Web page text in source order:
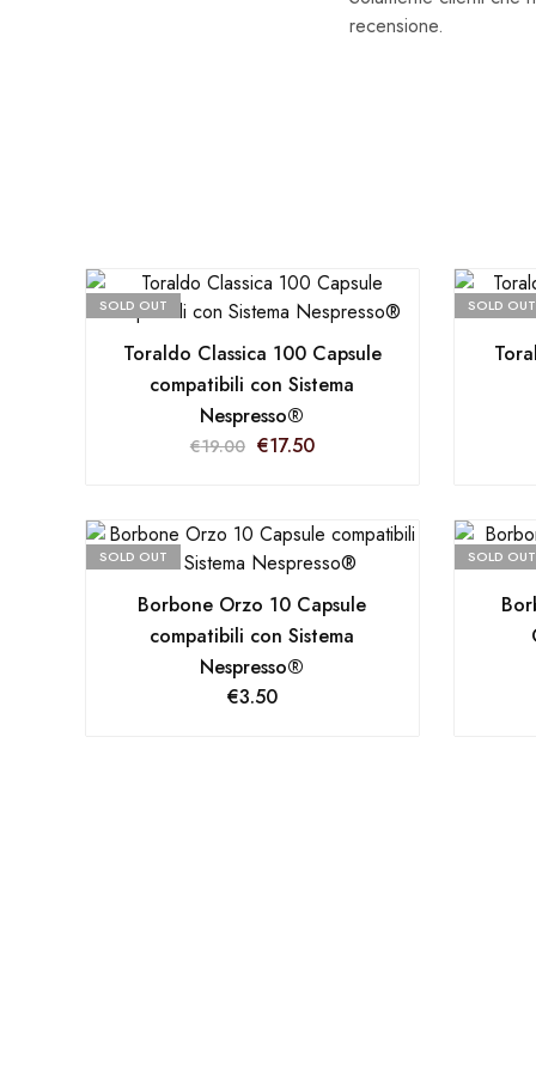
recensione.
SOLD OUT
Toraldo Classica 100 Capsule
compatibili con Sistema
Nespresso®
€19.00 €17.50
SOLD OUT
SOLD OUT
Borbone Orzo 10 Capsule
compatibili con Sistema
Nespresso®
€3.50
SOLD OUT